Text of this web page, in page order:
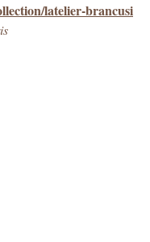
latelier-brancusi